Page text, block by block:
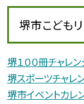
堺市こども
堺１００冊チャレ
堺スポーツチャレ
堺市イベントカレ